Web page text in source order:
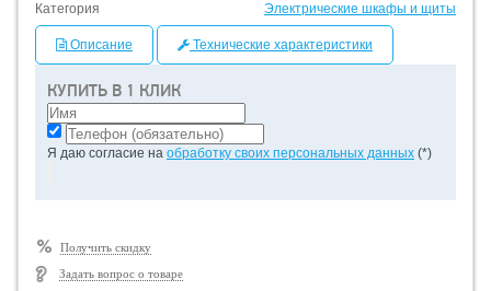
КУПИТЬ В 1 КЛИК
Я даю согласие на обработку своих персональных данных (*)
Получить скидку
Задать вопрос о товаре
Категория Электрические шкафы и щиты
Описание Технические характеристики